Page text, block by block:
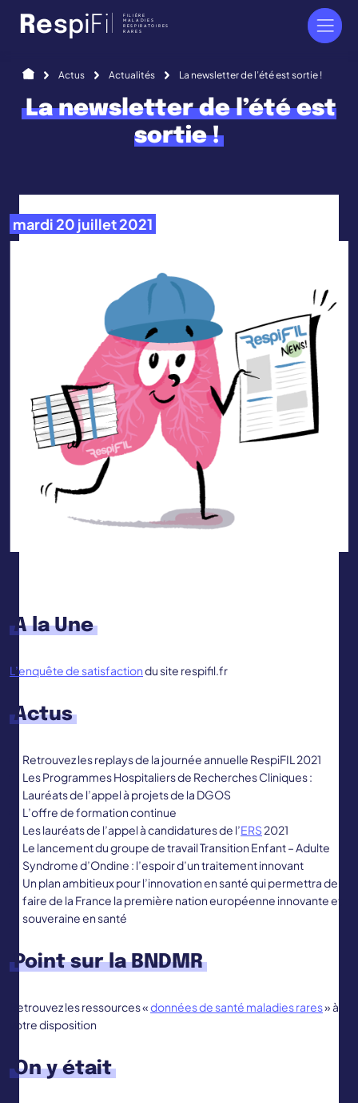
RespiFi FILIÈRE
MALADIES
RESPIRATOIRES
RARES
AccueilActus Actualités La newsletter de l’été est sortie !
La newsletter de l’été est
sortie !
mardi 20 juillet 2021
A la Une
L’enquête de satisfactiondu site respifil.fr
Actus
Retrouvez les replays de la journée annuelle RespiFIL 2021
Les Programmes Hospitaliers de Recherches Cliniques :
Lauréats de l’appel à projets de la DGOS
L’offre de formation continue
Les lauréats de l’appel à candidatures de l’ERS 2021
Le lancement du groupe de travail Transition Enfant – Adulte
Syndrome d’Ondine : l’espoir d’un traitement innovant
Un plan ambitieux pour l’innovation en santé qui permettra de
faire de la France la première nation européenne innovante et
souveraine en santé
Point sur la BNDMR
Retrouvez les ressources «données de santé maladies rares» à
votre disposition
On y était